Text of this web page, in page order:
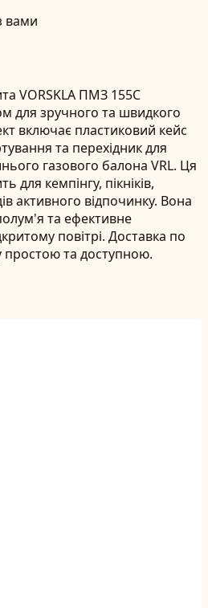
вами
VORSKLA ПМЗ 155С
для зручного та швидкого
включає пластиковий кейс
та перехідник для
газового балона VRL. Ця
для кемпінгу, пікніків,
активного відпочинку. Вона
та ефективне
повітрі. Доставка по
простою та доступною.